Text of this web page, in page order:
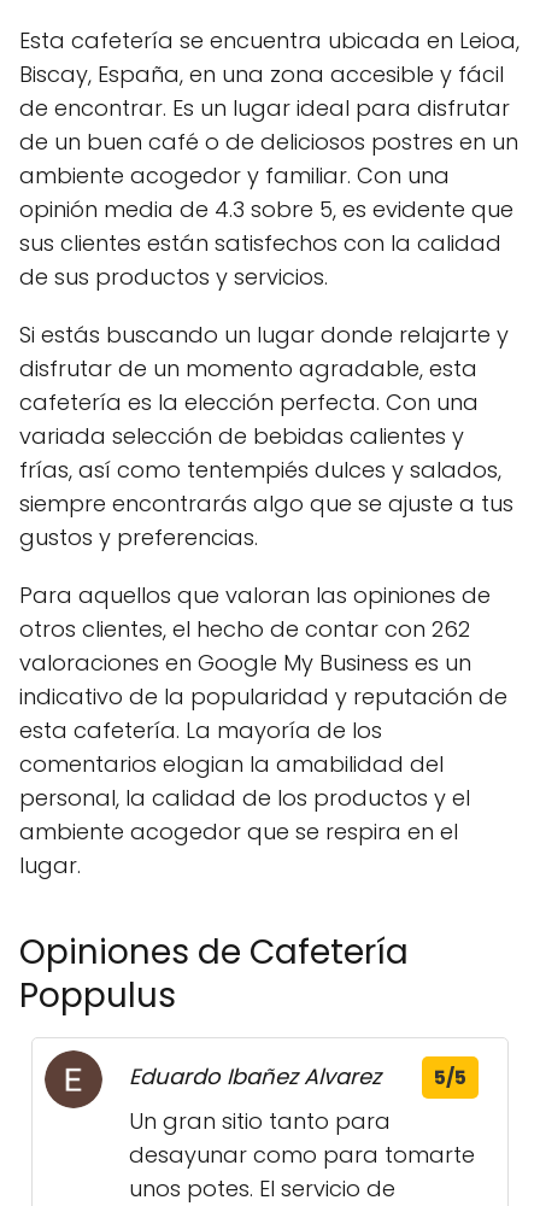
Esta cafetería se encuentra ubicada en Leioa,
Biscay, España, en una zona accesible y fácil
de encontrar. Es un lugar ideal para disfrutar
de un buen café o de deliciosos postres en un
ambiente acogedor y familiar. Con una
opinión media de 4.3 sobre 5, es evidente que
sus clientes están satisfechos con la calidad
de sus productos y servicios.
Si estás buscando un lugar donde relajarte y
disfrutar de un momento agradable, esta
cafetería es la elección perfecta. Con una
variada selección de bebidas calientes y
frías, así como tentempiés dulces y salados,
siempre encontrarás algo que se ajuste a tus
gustos y preferencias.
Para aquellos que valoran las opiniones de
otros clientes, el hecho de contar con 262
valoraciones en Google My Business es un
indicativo de la popularidad y reputación de
esta cafetería. La mayoría de los
comentarios elogian la amabilidad del
personal, la calidad de los productos y el
ambiente acogedor que se respira en el
lugar.
Opiniones de Cafetería
Poppulus
Eduardo Ibañez Alvarez 5/5
Un gran sitio tanto para
desayunar como para tomarte
unos potes. El servicio de